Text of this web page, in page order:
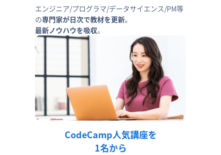
エンジニア/プログラマ/データサイエンス/PM等
の専門家が日次で教材を更新。
最新ノウハウを吸収。
CodeCamp人気講座を
1名から